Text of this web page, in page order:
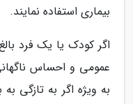
بیماری استفاده نمایند.
اگر کودک یا یک فرد
عمومی و احساس
به ویژه اگر به تازگی